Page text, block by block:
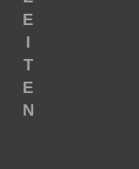
E
I
T
E
N